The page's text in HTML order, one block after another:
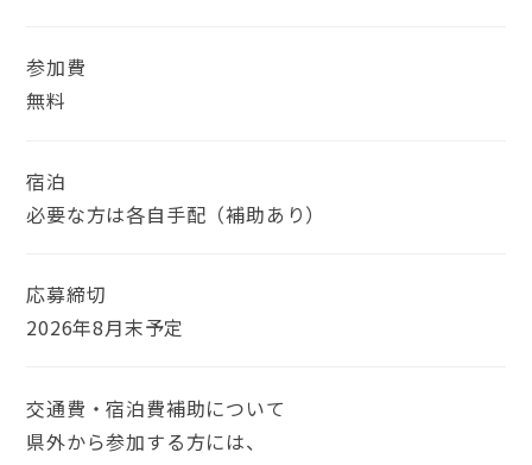
参加費
無料
宿泊
必要な方は各自手配（補助あり）
応募締切
2026年8月末予定
交通費・宿泊費補助について
県外から参加する方には、